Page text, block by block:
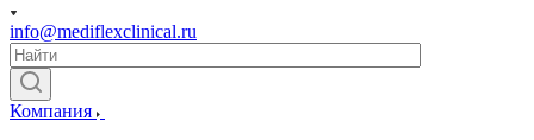
info@mediflexclinical.ru
Компания